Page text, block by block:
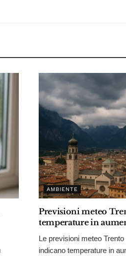
AMBIENTE
Previsioni meteo
temperature in
Le previsioni meteo
indicano temperature in